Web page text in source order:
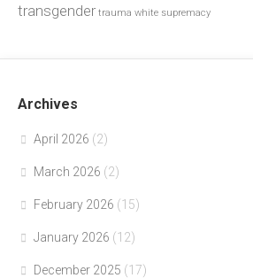
transgender trauma white supremacy
Archives
April 2026 (2)
March 2026 (2)
February 2026 (15)
January 2026 (12)
December 2025 (17)